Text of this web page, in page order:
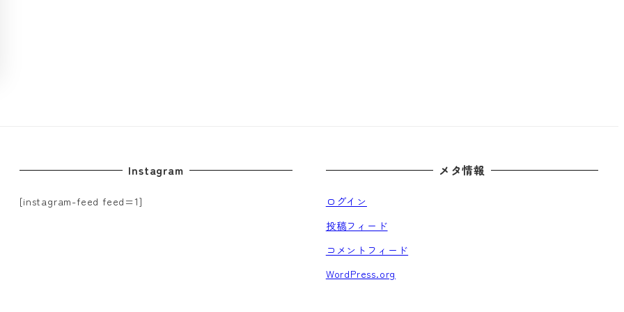
Instagram
[instagram-feed feed=1]
メタ情報
ログイン
投稿フィード
コメントフィード
WordPress.org